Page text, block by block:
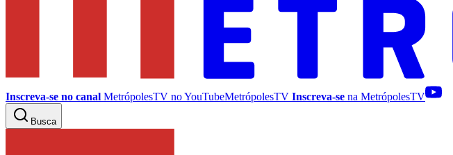
Inscreva-se no canal MetrópolesTV noYouTubeMetrópolesTV Inscreva-se na MetrópolesTV
Busca